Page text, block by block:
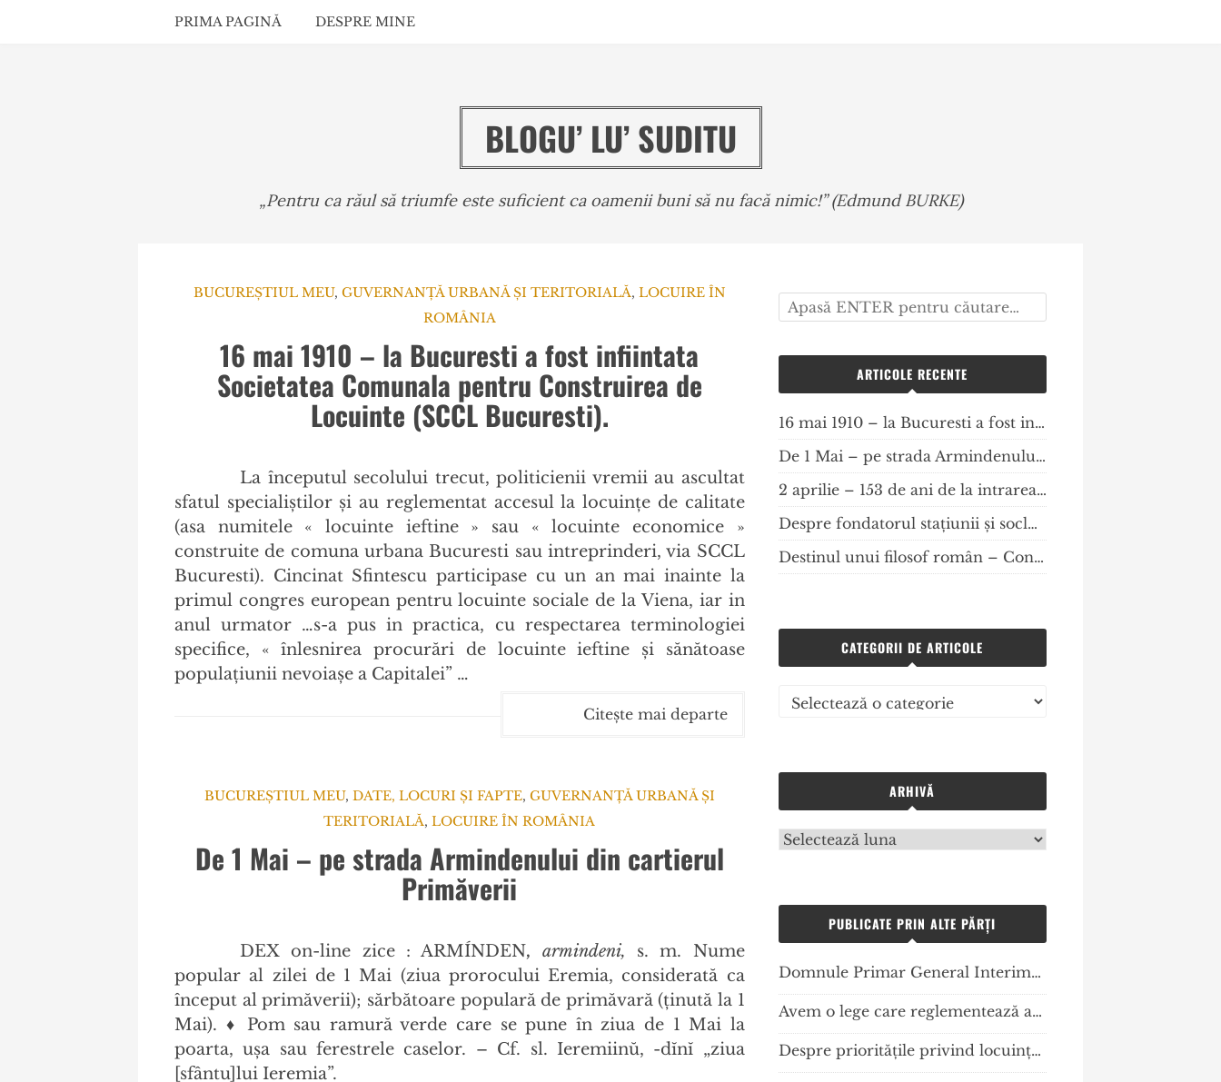
PRIMA PAGINĂ DESPRE MINE
BLOGU’ LU’ SUDITU
„Pentru ca răul să triumfe este suficient ca oamenii buni să nu facă nimic!” (Edmund BURKE)
BUCUREȘTIUL MEU, GUVERNANȚĂ URBANĂ ȘI TERITORIALĂ, LOCUIRE ÎN
ROMÂNIA
16 mai 1910 – la Bucuresti a fost infiintata
Societatea Comunala pentru Construirea de
Locuinte (SCCL Bucuresti).
La începutul secolului trecut, politicienii vremii au ascultat
sfatul specialiștilor și au reglementat accesul la locuințe de calitate
(asa numitele « locuinte ieftine » sau « locuinte economice »
construite de comuna urbana Bucuresti sau intreprinderi, via SCCL
Bucuresti). Cincinat Sfintescu participase cu un an mai inainte la
primul congres european pentru locuinte sociale de la Viena, iar in
anul urmator …s-a pus in practica, cu respectarea terminologiei
specifice, « înlesnirea procurări de locuinte ieftine și sănătoase
populațiunii nevoiașe a Capitalei” …
Citește mai departe
BUCUREȘTIUL MEU, DATE, LOCURI ȘI FAPTE, GUVERNANȚĂ URBANĂ ȘI
TERITORIALĂ,LOCUIRE ÎN ROMÂNIA
De 1 Mai – pe strada Armindenului din cartierul
Primăverii
DEX on-line zice : ARMÍNDEN, armindeni, s. m. Nume
popular al zilei de 1 Mai (ziua prorocului Eremia, considerată ca
început al primăverii); sărbătoare populară de primăvară (ținută la 1
Mai). ♦ Pom sau ramură verde care se pune în ziua de 1 Mai la
poarta, ușa sau ferestrele caselor. – Cf. sl. Ieremiinŭ, -dĭnĭ „ziua
[sfântu]lui Ieremia”.
ARTICOLE RECENTE
16 mai 1910 – la Bucuresti a fost infiintata Societatea Comunala pentru Construirea de Locuinte (SCCL Bucuresti).
De 1 Mai – pe strada Armindenului din cartierul Primăverii
2 aprilie – 153 de ani de la intrarea în vigoare a Legii de organizare a comunelor urbane și rurale, dar și 150 de ani de “Ce-ți dorescu eu ție, dulce Românie”.
Despre fondatorul stațiunii și soclul statuii lui Grigore c.Monteoru
Destinul unui filosof român – Constantin Rădulescu-Motru
CATEGORII DE ARTICOLE
Categorii
ARHIVĂ
Arhivă
PUBLICATE PRIN ALTE PĂRȚI
Domnule Primar General Interimar acest panou de publicitate este ilegal? Dacă este adevărat, cine plateste?…
Avem o lege care reglementează amplasarea mijloacelor de publicitate, dar care nu se aplică! Cum procedăm?
Despre priorităţile privind locuinţa socială sau Ziua în care am aflat (din nou) că mai sunt mulţi oameni vulnerabili care au nevoie de locuinţe decente în România